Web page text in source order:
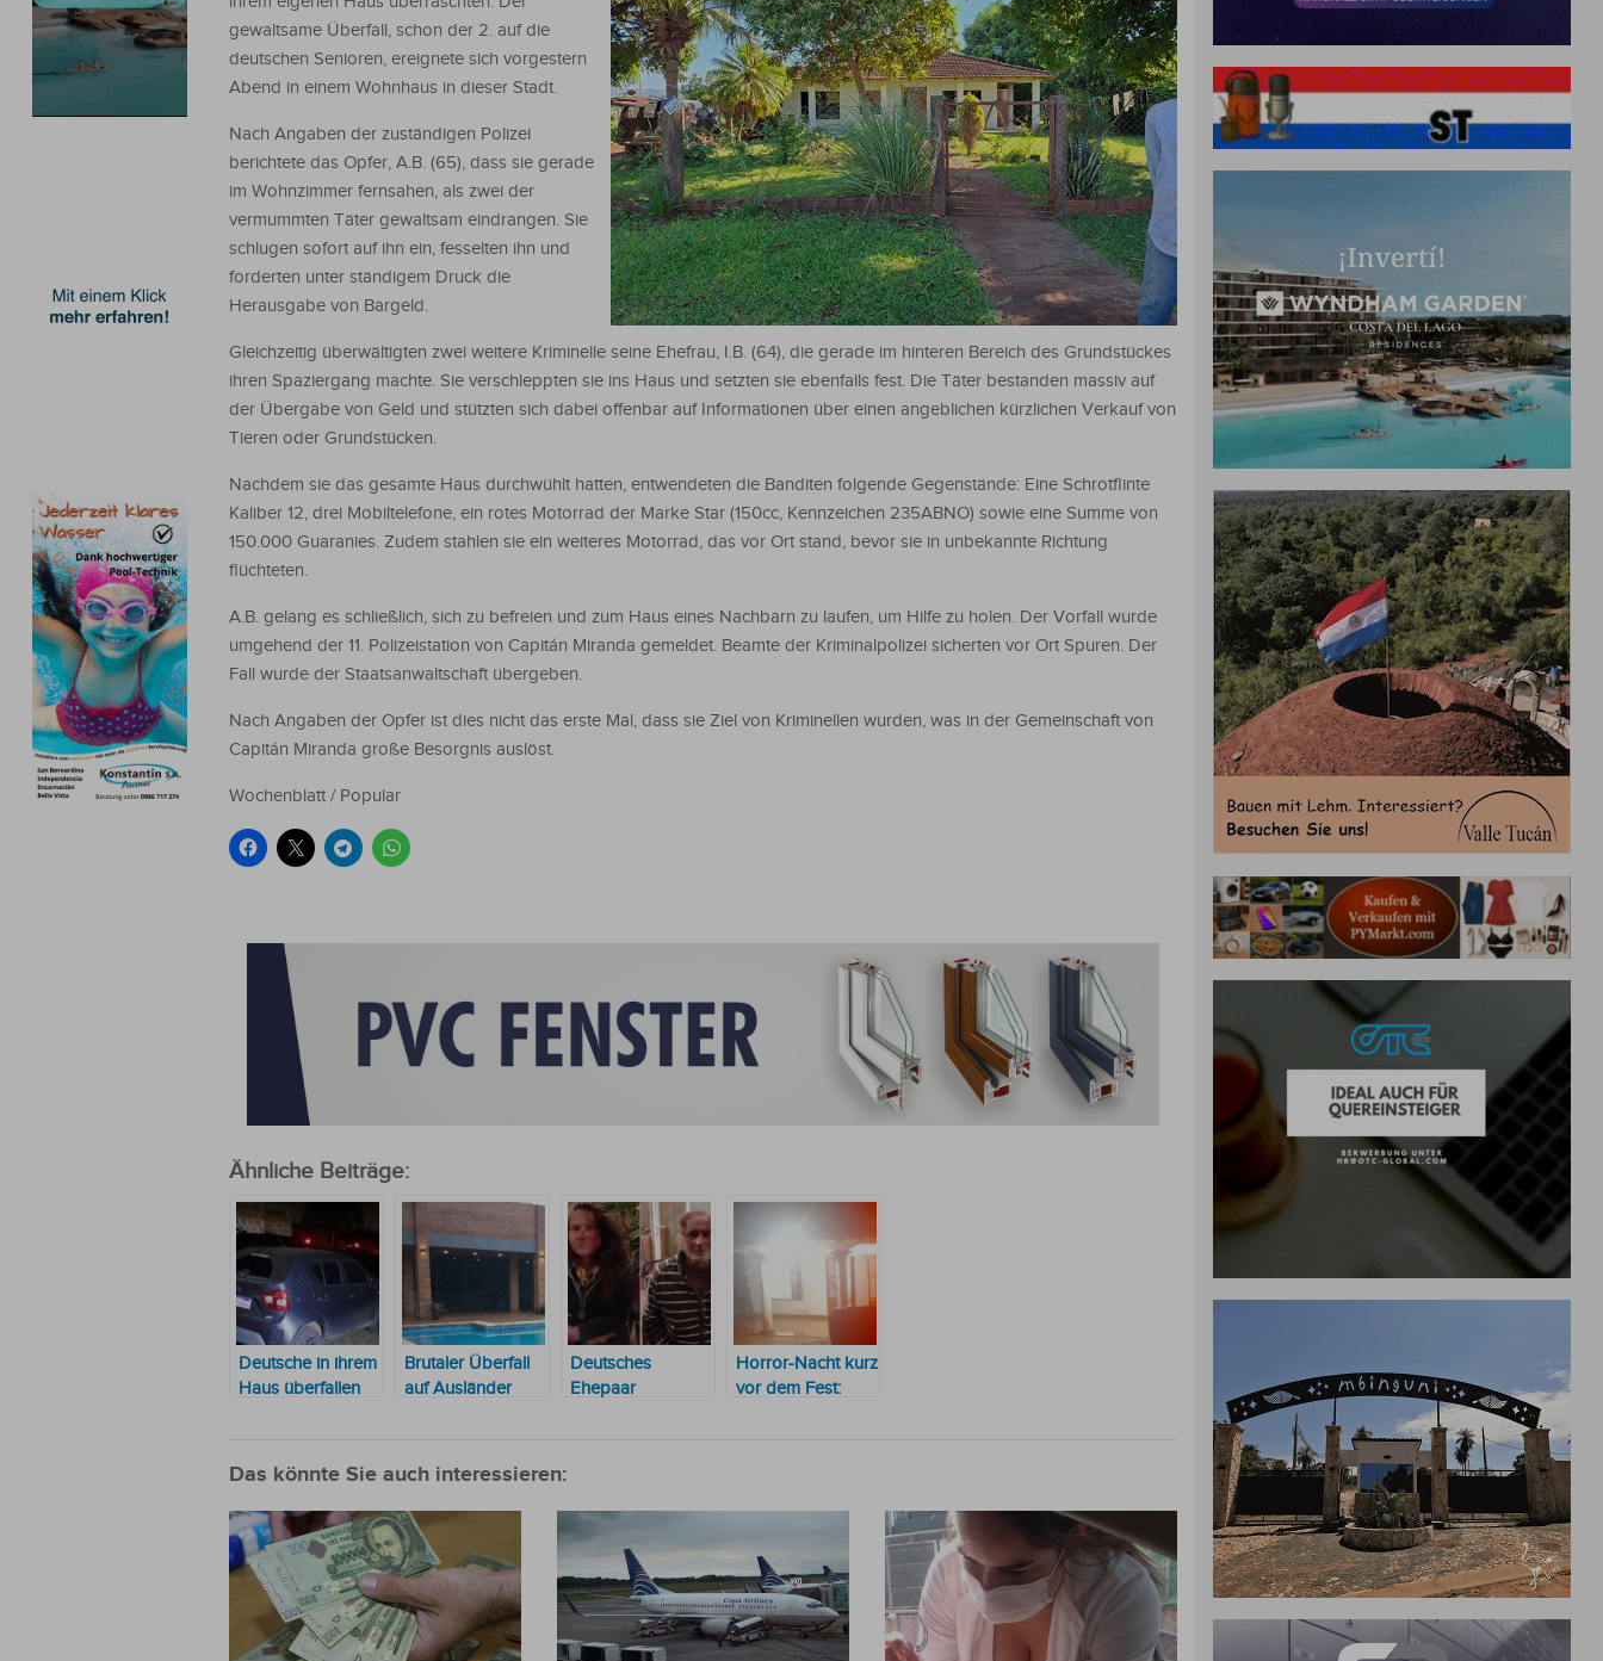
gewaltsame Überfall, schon der 2. auf die
deutschen Senioren, ereignete sich vorgestern
Abend in einem Wohnhaus in dieser Stadt.
Nach Angaben der zuständigen Polizei
berichtete das Opfer, A.B. (65), dass sie gerade
im Wohnzimmer fernsahen, als zwei der
vermummten Täter gewaltsam eindrangen. Sie
schlugen sofort auf ihn ein, fesselten ihn und
forderten unter ständigem Druck die
Herausgabe von Bargeld.
Gleichzeitig überwältigten zwei weitere Kriminelle seine Ehefrau, I.B. (64), die gerade im hinteren Bereich des Grundstückes
ihren Spaziergang machte. Sie verschleppten sie ins Haus und setzten sie ebenfalls fest. Die Täter bestanden massiv auf
der Übergabe von Geld und stützten sich dabei offenbar auf Informationen über einen angeblichen kürzlichen Verkauf von
Tieren oder Grundstücken.
Nachdem sie das gesamte Haus durchwühlt hatten, entwendeten die Banditen folgende Gegenstände: Eine Schrotflinte
Kaliber 12, drei Mobiltelefone, ein rotes Motorrad der Marke Star (150cc, Kennzeichen 235ABNO) sowie eine Summe von
150.000 Guaranies. Zudem stahlen sie ein weiteres Motorrad, das vor Ort stand, bevor sie in unbekannte Richtung
flüchteten.
A.B. gelang es schließlich, sich zu befreien und zum Haus eines Nachbarn zu laufen, um Hilfe zu holen. Der Vorfall wurde
umgehend der 11. Polizeistation von Capitán Miranda gemeldet. Beamte der Kriminalpolizei sicherten vor Ort Spuren. Der
Fall wurde der Staatsanwaltschaft übergeben.
Nach Angaben der Opfer ist dies nicht das erste Mal, dass sie Ziel von Kriminellen wurden, was in der Gemeinschaft von
Capitán Miranda große Besorgnis auslöst.
Wochenblatt / Popular
Ähnliche Beiträge:
Deutsche in ihrem
Haus überfallen
Brutaler Überfall
auf Ausländer
Deutsches
Ehepaar
Horror-Nacht kurz
vor dem Fest:
Ehepaar im
Das könnte Sie auch interessieren: